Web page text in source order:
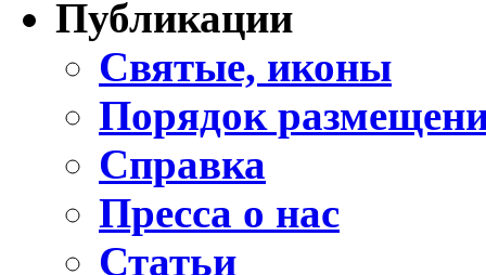
Публикации
Святые, иконы
Порядок
Справка
Пресса о нас
Статьи